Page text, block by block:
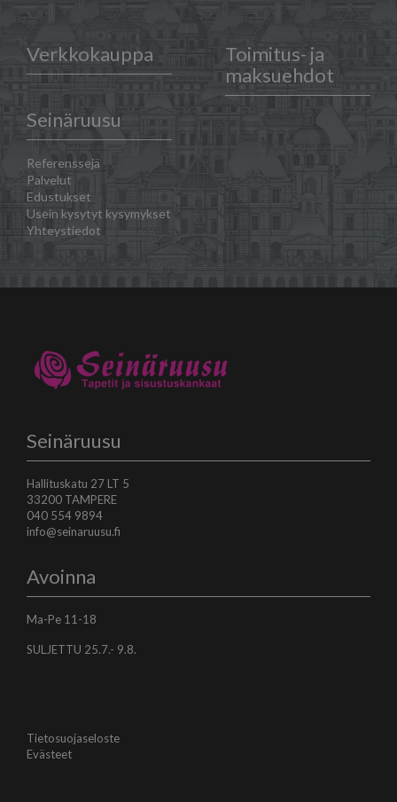
Verkkokauppa
Toimitus- ja
maksuehdot
Seinäruusu
Referenssejä
Palvelut
Edustukset
Usein kysytyt kysymykset
Yhteystiedot
Seinäruusu
Hallituskatu 27 LT 5
33200 TAMPERE
040 554 9894
info@seinaruusu.fi
Avoinna
Ma-Pe 11-18
SULJETTU 25.7.- 9.8.
Tietosuojaseloste
Evästeet